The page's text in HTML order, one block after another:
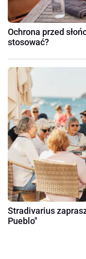
Ochrona przed
stosować?
Stradivarius
Pueblo"